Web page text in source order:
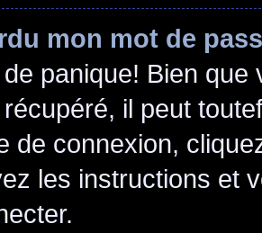
mon mot de
panique! Bien
il peut
de connexion,
les instructions et